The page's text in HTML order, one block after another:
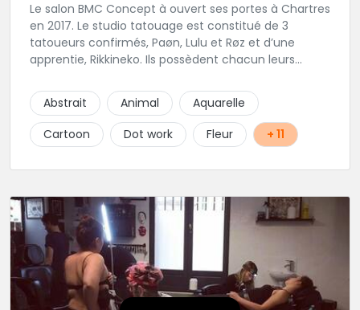
Le salon BMC Concept à ouvert ses portes à Chartres
en 2017. Le studio tatouage est constitué de 3
tatoueurs confirmés, Paøn, Lulu et Røz et d’une
apprentie, Rikkineko. Ils possèdent chacun leurs
souhaitant se faire tatouer de pouvoir construire un
projet entièrement personnalisé. Une pierceuse est
présente en Guest environ une semaine par mois au
salon.
Abstrait Animal
Aquarelle
Cartoon
Dot work Fleur + 11